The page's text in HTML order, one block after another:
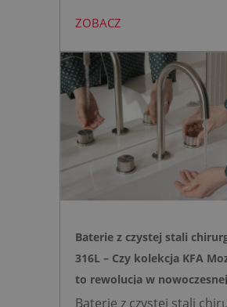
montażu stelaża
Zyskujesz do 20 cm
łazience i o 15% cichsze
spłukiwanie dzięki
opartej na efekcie
Idealne rozwiązanie do
remontów bez kucia ścian.
ZOBACZ
Baterie z czystej stali
316L – Czy kolekcja KFA
to rewolucja w nowoczesnej
łazience?
Baterie z czystej stali